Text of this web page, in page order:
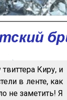
Киру, и
в ленте, как
не заметить! Я